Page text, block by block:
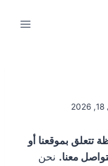
تتعلق بموقعنا أو
معنا. نحن